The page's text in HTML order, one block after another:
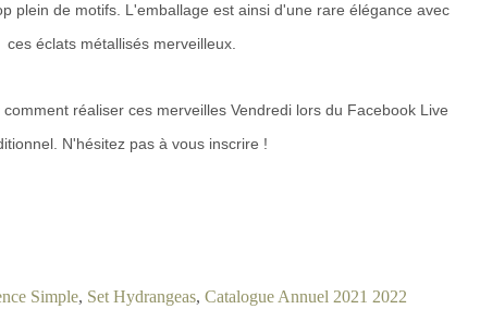
plein de motifs. L'emballage est ainsi d'une rare élégance avec
ces éclats métallisés merveilleux.
réaliser ces merveilles Vendredi lors du Facebook Live
N'hésitez pas à vous inscrire !
Simple, Set Hydrangeas, Catalogue Annuel 2021 2022